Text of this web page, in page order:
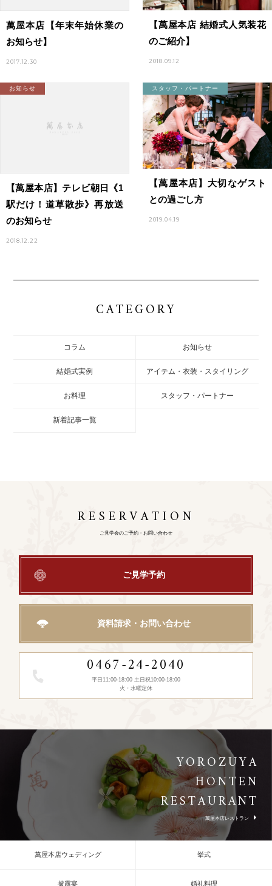
萬屋本店【年末年始休業の
お知らせ】
2017.12.30
【萬屋本店 結婚式人気装花
のご紹介】
2018.09.12
お知らせ
【萬屋本店】テレビ朝日《1
駅だけ！道草散歩》再放送
のお知らせ
2018.12.22
スタッフ・パートナー
【萬屋本店】大切なゲスト
との過ごし方
2019.04.19
CATEGORY
コラム お知らせ
結婚式実例 アイテム・衣装・スタイリング
お料理 スタッフ・パートナー
新着記事一覧
RESERVATION
ご見学会のご予約・お問い合わせ
ご見学予約
資料請求・お問い合わせ
0467-24-2040
平日11:00-18:00 土日祝10:00-18:00
火・水曜定休
YOROZUYA
HONTEN
RESTAURANT
萬屋本店レストラン
萬屋本店ウェディング 挙式
披露宴 婚礼料理